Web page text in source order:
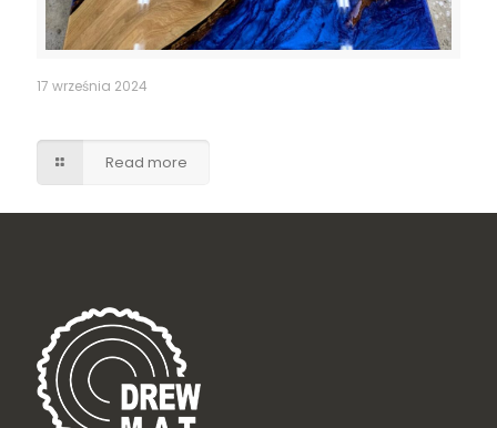
17 września 2024
Read more